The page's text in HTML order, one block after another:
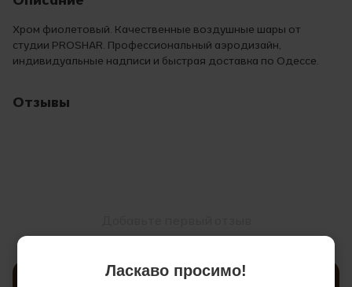
Хром фиолетовый. Качественные воздушные шары от
студии PROSHAR. Профессиональный аэродизайн,
индивидуальные надписи и быстрая доставка по Одессе.
Отзывы
Написать отзыв
Ласкаво просимо!